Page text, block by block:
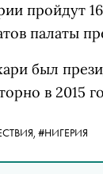
пройдут
палаты
был
в 2015
#НИГЕРИЯ